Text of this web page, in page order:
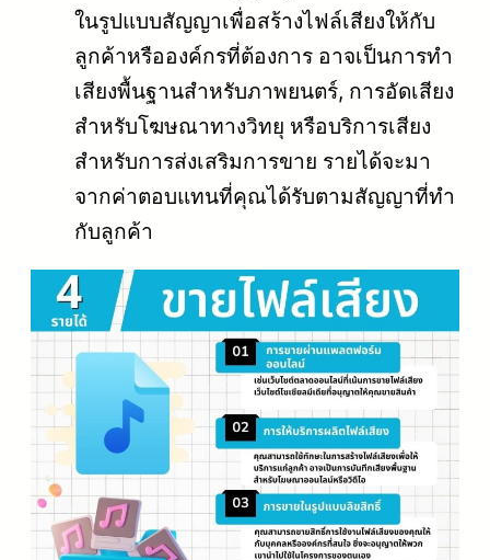
ในรูปแบบสัญญาเพื่อสร้างไฟล์เสียงให้กับ
ลูกค้าหรือองค์กรที่ต้องการ อาจเป็นการทำ
เสียงพื้นฐานสำหรับภาพยนตร์, การอัดเสียง
สำหรับโฆษณาทางวิทยุ หรือบริการเสียง
สำหรับการส่งเสริมการขาย รายได้จะมา
จากค่าตอบแทนที่คุณได้รับตามสัญญาที่ทำ
กับลูกค้า